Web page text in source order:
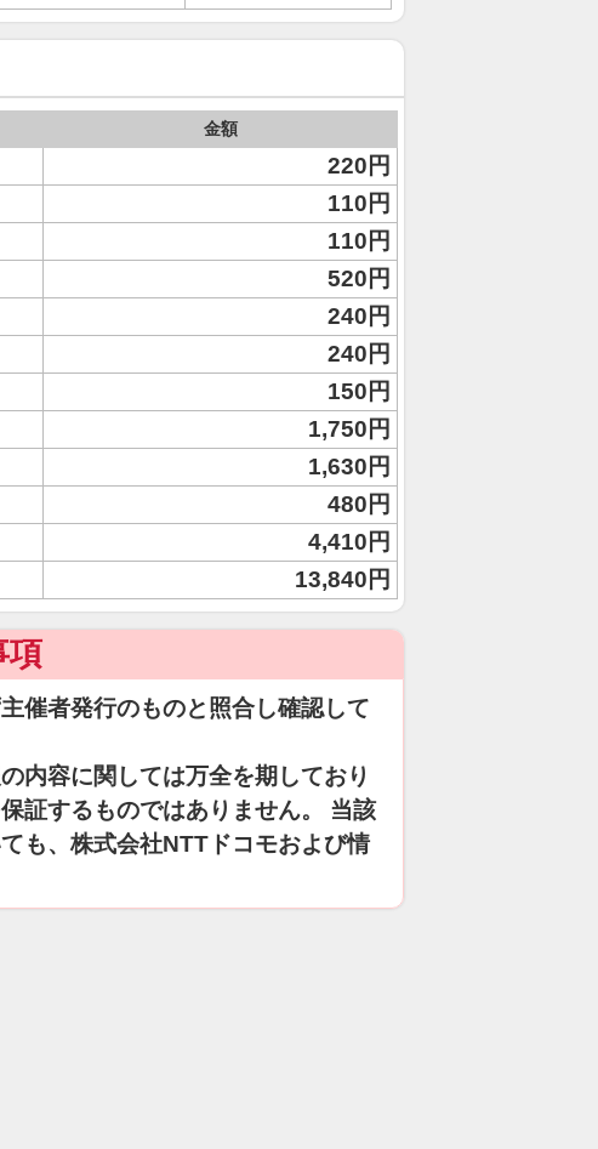
金額
220円
110円
110円
520円
240円
240円
150円
1,750円
1,630円
480円
4,410円
13,840円
項
催者発行のものと照合し確認して
内容に関しては万全を期しており
証するものではありません。 当該
も、株式会社NTTドコモおよび情